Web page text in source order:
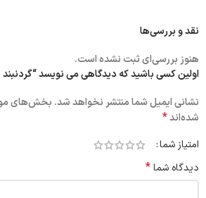
نقد و بررسی‌ها
هنوز بررسی‌ای ثبت نشده است.
اولین کسی باشید که دیدگاهی می نویسد
نشانی ایمیل شما منتشر نخواهد شد. بخش‌های
شده‌اند*
امتیاز شما
دیدگاه شما*